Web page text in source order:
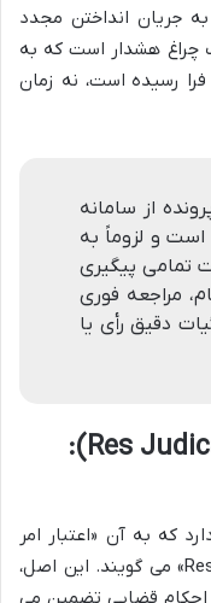
جریان انداختن مجدد
چراغ هشدار است که به
رسیده است، نه زمان
از سامانه
است و لزوماً به
تمامی پیگیری
مراجعه فوری
دقیق رأی یا
اصل اعتبار امر مختومه (Res Judicata):
که به آن «اعتبار امر
مختومه» یا در اصطلاح لاتین «Res Judicata» می گویند. این اصل،
احکام قضایی تضمین می